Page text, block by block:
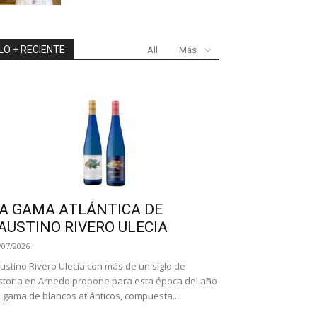
LO + RECIENTE All Más
GAMA ATLÁNTICA DE
RIVERO ULECIA
2026
Rivero Ulecia con más de un siglo de
en Arnedo propone para esta época del año
gama de blancos atlánticos, compuesta...